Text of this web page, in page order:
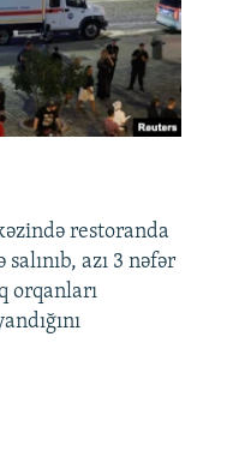
restoranda
azı 3 nəfər
orqanları